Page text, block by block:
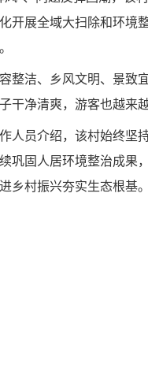
开展全域大扫除和环境
整洁、乡风文明、景致
干净清爽，游客也越来
人员介绍，该村始终坚
巩固人居环境整治成果
乡村振兴夯实生态根基。